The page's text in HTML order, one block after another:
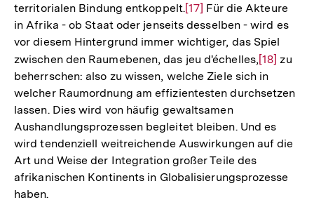
territorialen Bindung entkoppelt.Zur
Auflösung
der
Fußnote
[17] Für die Akteure
in Afrika - ob Staat oder jenseits desselben - wird es
vor diesem Hintergrund immer wichtiger, das Spiel
zwischen den Raumebenen, das jeu d'échelles,Zur
Auflösung
der
[18] zu
beherrschen: also zu wissen, welche Ziele sich in
welcher Raumordnung am effizientesten durchsetzen
lassen. Dies wird von häufig gewaltsamen
Aushandlungsprozessen begleitet bleiben. Und es
wird tendenziell weitreichende Auswirkungen auf die
Art und Weise der Integration großer Teile des
afrikanischen Kontinents in Globalisierungsprozesse
haben.